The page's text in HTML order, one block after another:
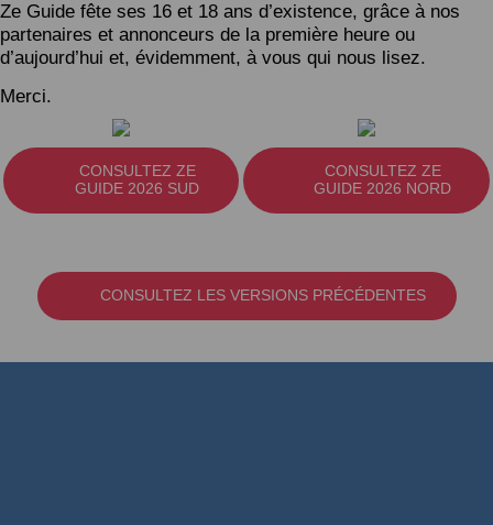
Ze Guide fête ses 16 et 18 ans d’existence, grâce à nos
partenaires et annonceurs de la première heure ou
d’aujourd’hui et, évidemment, à vous qui nous lisez.
Merci.
CONSULTEZ ZE
GUIDE 2026 SUD
CONSULTEZ ZE
GUIDE 2026 NORD
CONSULTEZ LES VERSIONS PRÉCÉDENTES